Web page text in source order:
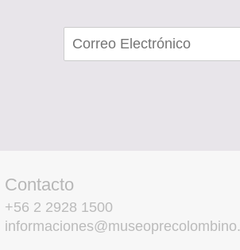
Contacto
+56 2 2928 1500